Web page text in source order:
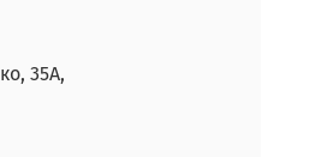
35А,